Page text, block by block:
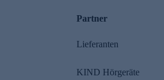
Partner
Lieferanten
KIND Hörgeräte